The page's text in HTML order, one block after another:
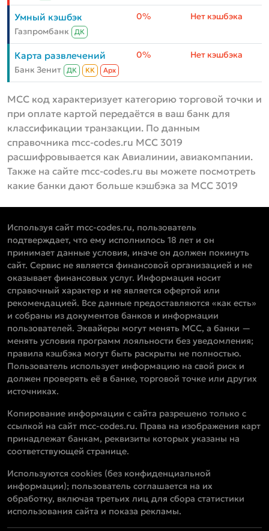
Умный кэшбэк
Газпромбанк ДК
0% Нет кэшбэка
Карта развлечений
Банк Зенит ДК КК Aрх
0% Нет кэшбэка
MCC код характеризует категорию торговой точки и
при оплате картой передаётся в ваш банк для
классификации транзакции. По данным
справочника mcc-codes.ru MCC 3019
расшифровывается как Авиалинии, авиакомпании.
Также на сайте mcc-codes.ru вы можете посмотреть
какие банки дают больше кэшбэка за MCC 3019
Используя сайт mcc-codes.ru, пользователь
подтверждает, что ему исполнилось 18 лет и он
принимает данные условия, иначе он должен покинуть
сайт. Сервис не является финансовой организацией и не
оказывает финансовых услуг. Информация носит
справочный характер и не является офертой или
рекомендацией. Все данные предоставляются «как есть»
и собраны из документов банков и информации
пользователей. Эквайеры могут менять MCC, а банки —
менять условия программ лояльности без уведомления;
правила кэшбэка могут быть раскрыты не полностью.
Пользователь использует информацию на свой риск и
должен проверять её в банке, торговой точке или других
источниках.
Копирование информации с сайта разрешено только с
ссылкой на сайт mcc-codes.ru. Права на изображения карт
принадлежат банкам, реквизиты которых указаны на
соответствующей странице.
Используются cookies (без конфиденциальной
информации); пользователь соглашается на их
обработку, включая третьих лиц для сбора статистики
использования сайта и показа рекламы.